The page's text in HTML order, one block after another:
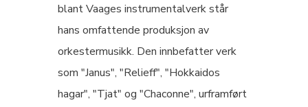
blant Vaages instrumentalverk står
hans omfattende produksjon av
orkestermusikk. Den innbefatter verk
som "Janus", "Relieff", "Hokkaidos
hagar", "Tjat" og "Chaconne", urframført